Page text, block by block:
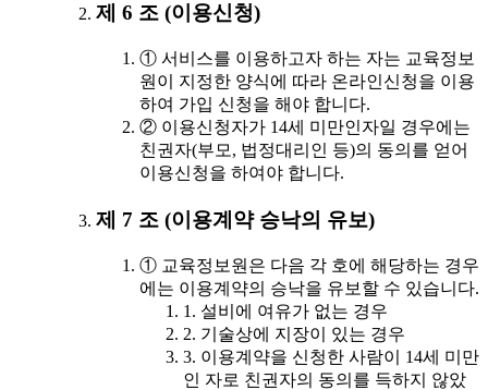
제 6 조 (이용신청)
① 서비스를 이용하고자 하는 자는 교육정보
원이 지정한 양식에 따라 온라인신청을 이용
하여 가입 신청을 해야 합니다.
② 이용신청자가 14세 미만인자일 경우에는
친권자(부모, 법정대리인 등)의 동의를 얻어
이용신청을 하여야 합니다.
제 7 조 (이용계약 승낙의 유보)
① 교육정보원은 다음 각 호에 해당하는 경우
에는 이용계약의 승낙을 유보할 수 있습니다.
1. 설비에 여유가 없는 경우
2. 기술상에 지장이 있는 경우
3. 이용계약을 신청한 사람이 14세 미만
인 자로 친권자의 동의를 득하지 않았